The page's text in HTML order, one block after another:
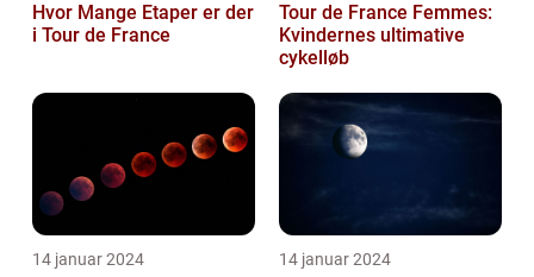
Hvor Mange Etaper er der
i Tour de France
Tour de France Femmes:
Kvindernes ultimative
cykelløb
14 januar 2024 14 januar 2024